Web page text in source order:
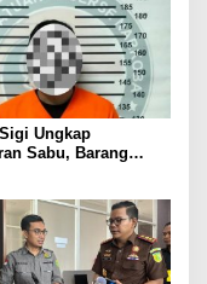
Ungkap
Sabu, Barang